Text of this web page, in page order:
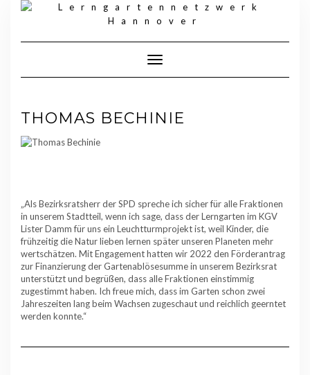
Toggle Navigation
THOMAS BECHINIE
„Als Bezirksratsherr der SPD spreche ich sicher für alle Fraktionen
in unserem Stadtteil, wenn ich sage, dass der Lerngarten im KGV
Lister Damm für uns ein Leuchtturmprojekt ist, weil Kinder, die
frühzeitig die Natur lieben lernen später unseren Planeten mehr
wertschätzen. Mit Engagement hatten wir 2022 den Förderantrag
zur Finanzierung der Gartenablösesumme in unserem Bezirksrat
unterstützt und begrüßen, dass alle Fraktionen einstimmig
zugestimmt haben. Ich freue mich, dass im Garten schon zwei
Jahreszeiten lang beim Wachsen zugeschaut und reichlich geerntet
werden konnte.“